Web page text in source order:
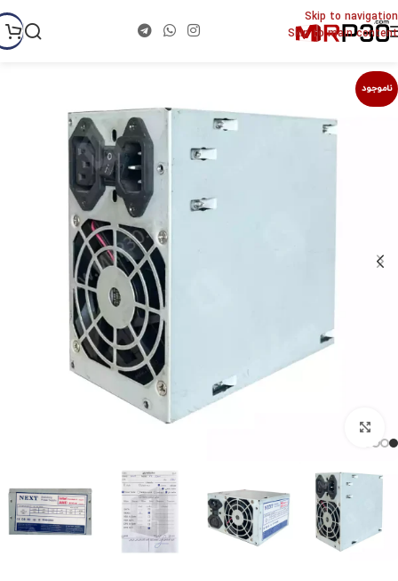
Skip to navigation
Skip to main content
ناموجود